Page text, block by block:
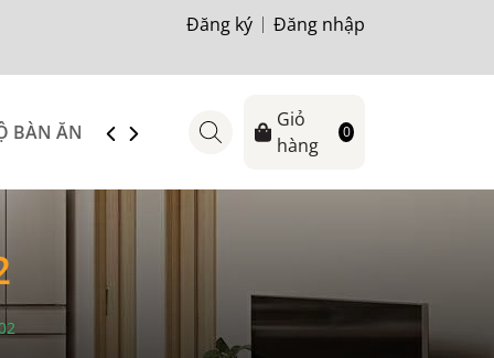
Đăng ký Đăng nhập
BÀN ĂN SOFA TỦ-KỆ TIVI BÀN TRÀ
Giỏ
hàng
0